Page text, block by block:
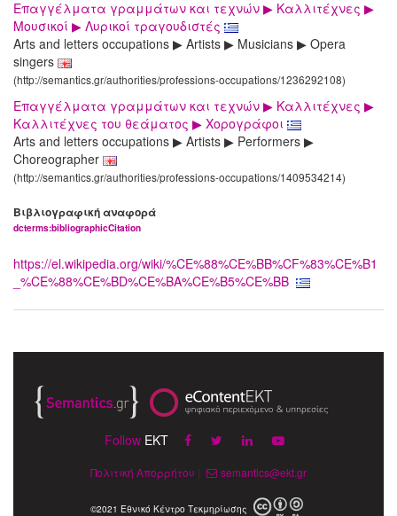
Επαγγέλματα γραμμάτων και τεχνών ▶ Καλλιτέχνες ▶
Μουσικοί ▶ Λυρικοί τραγουδιστές
Arts and letters occupations ▶ Artists ▶ Musicians ▶ Opera
singers
(http://semantics.gr/authorities/professions-occupations/1236292108)
Επαγγέλματα γραμμάτων και τεχνών ▶ Καλλιτέχνες ▶
Καλλιτέχνες του θεάματος ▶ Χορογράφοι
Arts and letters occupations ▶ Artists ▶ Performers ▶
Choreographer
(http://semantics.gr/authorities/professions-occupations/1409534214)
Βιβλιογραφική αναφορά
dcterms:bibliographicCitation
https://el.wikipedia.org/wiki/%CE%88%CE%BB%CF%83%CE%B1
_%CE%88%CE%BD%CE%BA%CE%B5%CE%BB
Follow EKT
Πολιτική Απορρήτου semantics@ekt.gr
©2021 Εθνικό Κέντρο Τεκμηρίωσης